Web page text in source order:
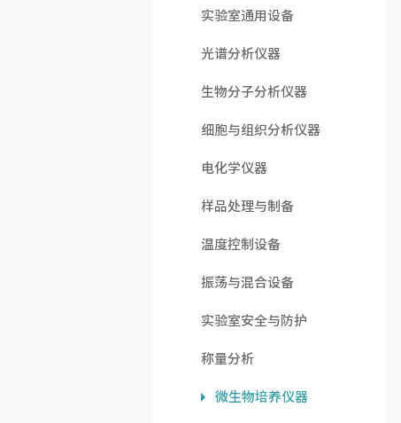
实验室通用设备
光谱分析仪器
生物分子分析仪器
细胞与组织分析仪器
电化学仪器
样品处理与制备
温度控制设备
振荡与混合设备
实验室安全与防护
称量分析
微生物培养仪器